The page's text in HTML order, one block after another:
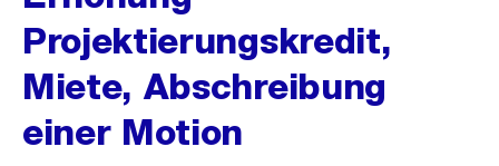
Projektierungskredit,
Miete, Abschreibung
einer Motion